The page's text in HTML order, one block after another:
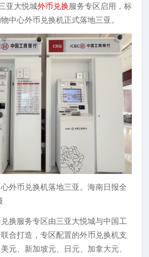
亚大悦城外币兑换服务专区启用，标
中心外币兑换机正式落地三亚。
外币兑换机落地三亚。海南日报全
换服务专区由三亚大悦城与中国工
合打造，专区配置的外币兑换机支
元、新加坡元、日元、加拿大元、